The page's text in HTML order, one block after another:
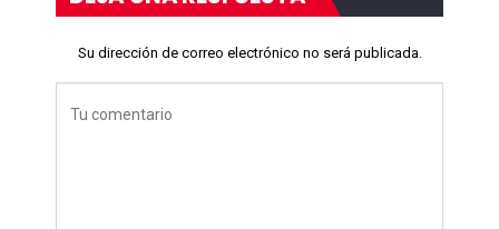
Su dirección de correo electrónico no será publicada.